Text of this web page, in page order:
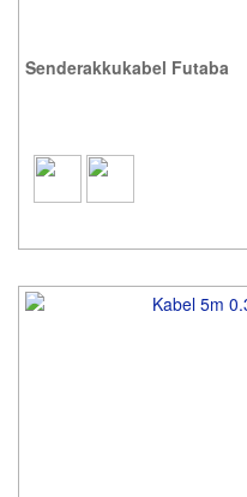
Senderakkukabel Futaba